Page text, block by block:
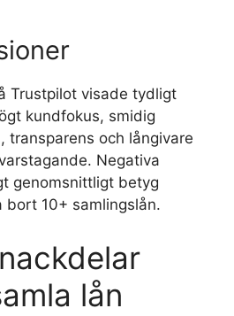
Trustpilot visade tydligt
kundfokus, smidig
transparens och långivare
Negativa
genomsnittligt betyg
bort 10+ samlingslån.
lån